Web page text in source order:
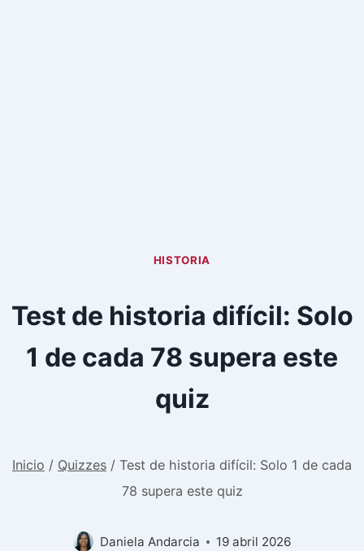
HISTORIA
Test de historia difícil: Solo
1 de cada 78 supera este
quiz
Inicio / Quizzes / Test de historia difícil: Solo 1 de cada
78 supera este quiz
Daniela Andarcia 19 abril 2026